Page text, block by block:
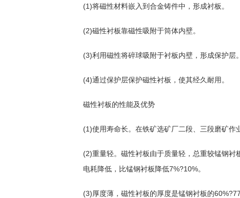
(1)将磁性材料嵌入到合金铸件中，形成衬板。
(2)磁性衬板靠磁性吸附于筒体内壁。
(3)利用磁性将碎球吸附于衬板内壁，形成保护层。
(4)通过保护层保护磁性衬板，使其经久耐用。
磁性衬板的性能及优势
(1)使用寿命长。在铁矿选矿厂二段、三段磨矿作
(2)重量轻。磁性衬板由于质量轻，总重较锰钢
电耗降低，比锰钢衬板降低7%?10%。
(3)厚度薄，磁性衬板的厚度是锰钢衬板的